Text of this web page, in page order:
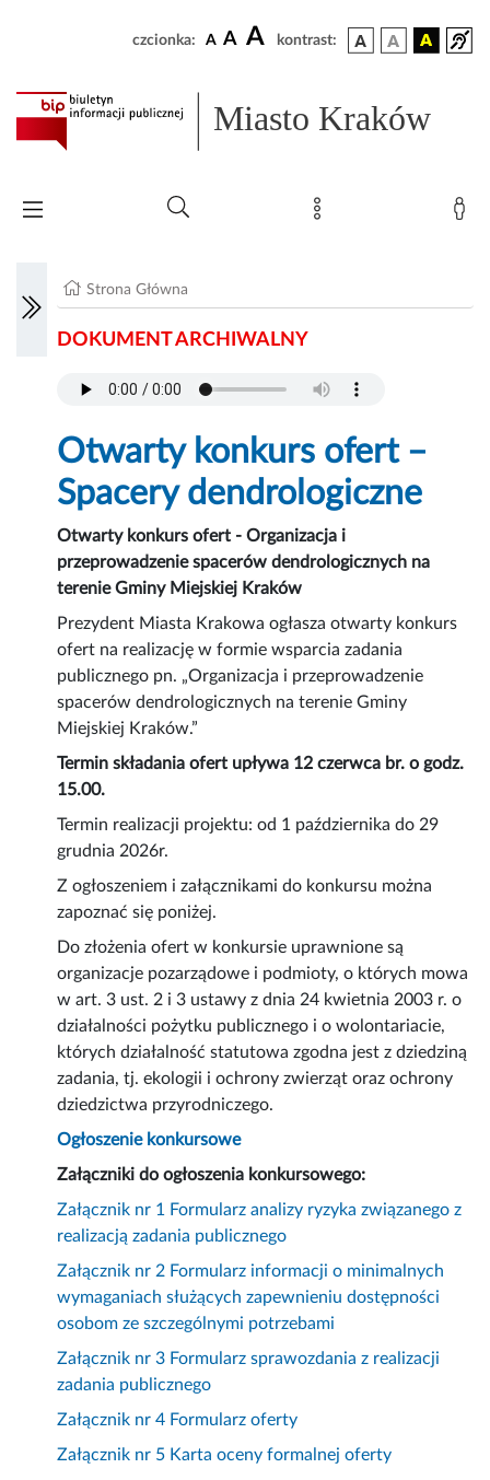
czcionka: A A A kontrast:
Miasto Kraków
Strona Główna
DOKUMENT ARCHIWALNY
Otwarty konkurs ofert –
Spacery dendrologiczne
Otwarty konkurs ofert - Organizacja i
przeprowadzenie spacerów dendrologicznych na
terenie Gminy Miejskiej Kraków
Prezydent Miasta Krakowa ogłasza otwarty konkurs
ofert na realizację w formie wsparcia zadania
publicznego pn. „Organizacja i przeprowadzenie
spacerów dendrologicznych na terenie Gminy
Miejskiej Kraków.”
Termin składania ofert upływa 12 czerwca br. o godz.
15.00.
Termin realizacji projektu: od 1 października do 29
grudnia 2026r.
Z ogłoszeniem i załącznikami do konkursu można
zapoznać się poniżej.
Do złożenia ofert w konkursie uprawnione są
organizacje pozarządowe i podmioty, o których mowa
w art. 3 ust. 2 i 3 ustawy z dnia 24 kwietnia 2003 r. o
działalności pożytku publicznego i o wolontariacie,
których działalność statutowa zgodna jest z dziedziną
zadania, tj. ekologii i ochrony zwierząt oraz ochrony
dziedzictwa przyrodniczego.
Ogłoszenie konkursowe
Załączniki do ogłoszenia konkursowego:
Załącznik nr 1 Formularz analizy ryzyka związanego z
realizacją zadania publicznego
Załącznik nr 2 Formularz informacji o minimalnych
wymaganiach służących zapewnieniu dostępności
osobom ze szczególnymi potrzebami
Załącznik nr 3 Formularz sprawozdania z realizacji
zadania publicznego
Załącznik nr 4 Formularz oferty
Załącznik nr 5 Karta oceny formalnej oferty